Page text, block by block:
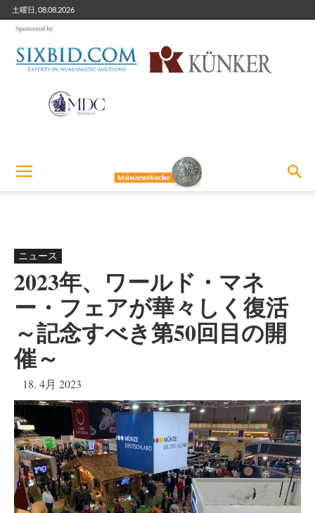
土曜日, 08.08.2026
Sponsored by
ニュース
2023年、ワールド・マネ
ー・フェアが華々しく復活
～記念すべき第50回目の開
催～
18. 4月 2023